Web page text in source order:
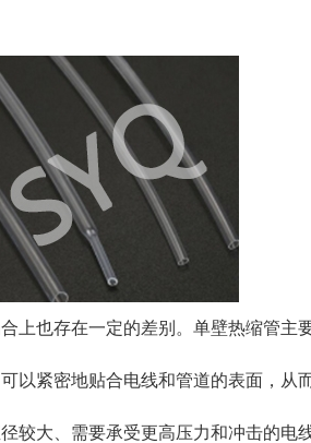
上也存在一定的差别。单壁热缩管主
以紧密地贴合电线和管道的表面，从
较大、需要承受更高压力和冲击的电